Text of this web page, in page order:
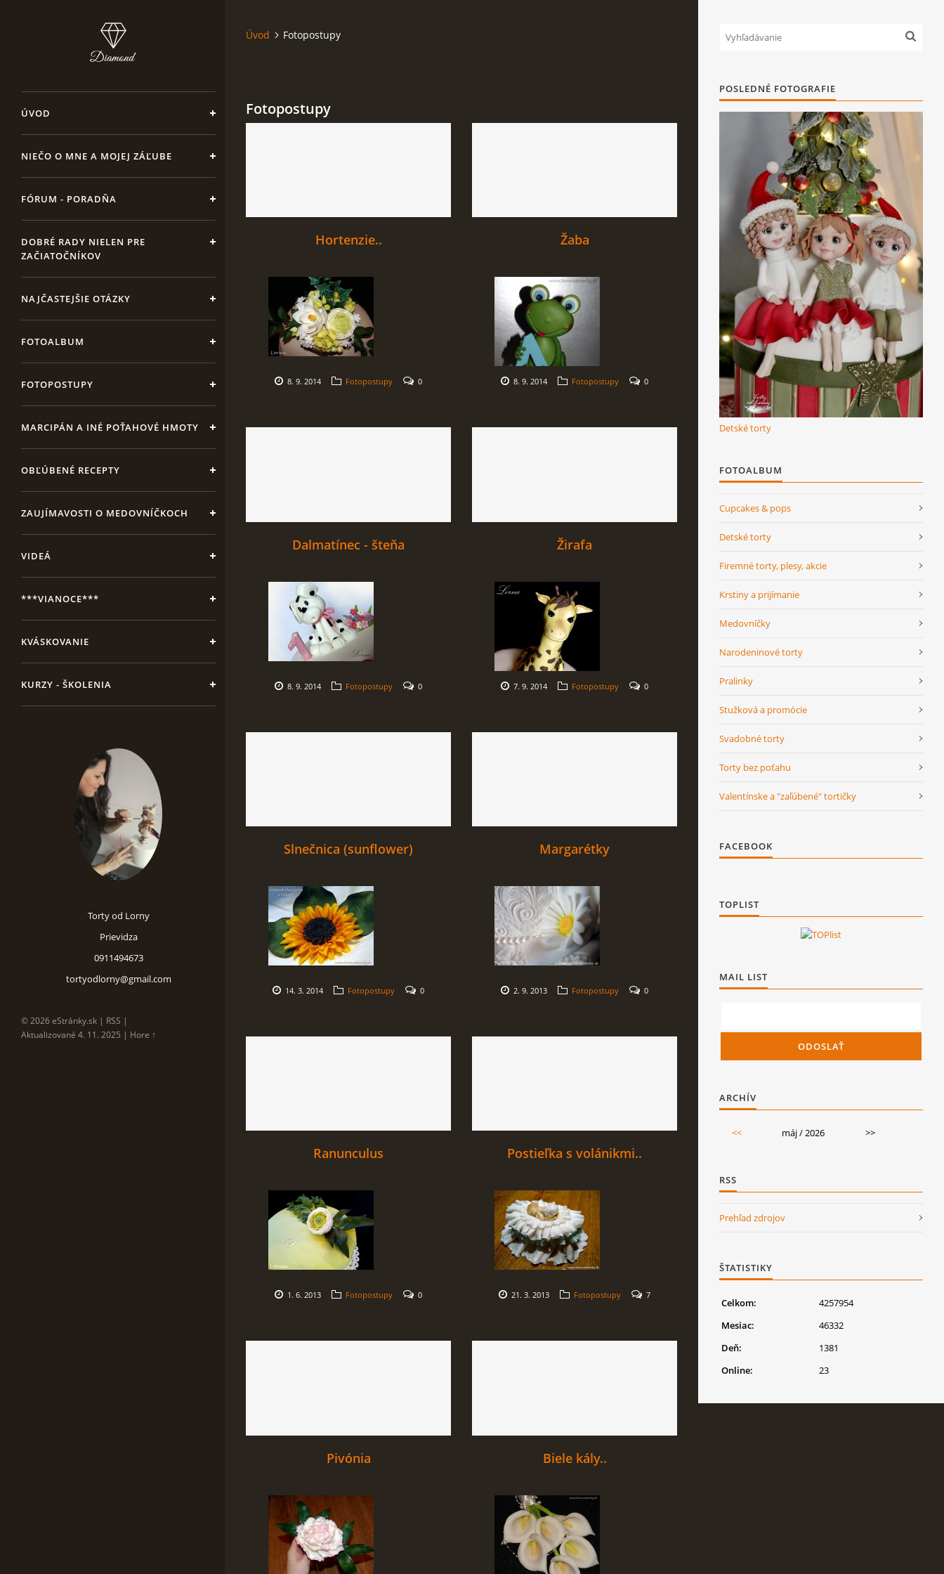
ÚVOD
NIEČO O MNE A MOJEJ ZÁĽUBE
FÓRUM - PORADŇA
DOBRÉ RADY NIELEN PRE
ZAČIATOČNÍKOV
NAJČASTEJŠIE OTÁZKY
FOTOALBUM
FOTOPOSTUPY
MARCIPÁN A INÉ POŤAHOVÉ HMOTY
OBĽÚBENÉ RECEPTY
ZAUJÍMAVOSTI O MEDOVNÍČKOCH
VIDEÁ
***VIANOCE***
KVÁSKOVANIE
KURZY - ŠKOLENIA
Torty od Lorny
Prievidza
0911494673
tortyodlorny@gmail.com
© 2026 eStránky.sk | RSS |
Aktualizované 4. 11. 2025 | Hore ↑
Úvod Fotopostupy
Fotopostupy
Hortenzie..
8. 9. 2014 Fotopostupy 0
Žaba
8. 9. 2014 Fotopostupy 0
Dalmatínec - šteňa
8. 9. 2014 Fotopostupy 0
Žirafa
7. 9. 2014 Fotopostupy 0
Slnečnica (sunflower)
14. 3. 2014 Fotopostupy 0
Margarétky
2. 9. 2013 Fotopostupy 0
Ranunculus
1. 6. 2013 Fotopostupy 0
Postieľka s volánikmi..
21. 3. 2013 Fotopostupy 7
Pivónia Biele kály..
POSLEDNÉ FOTOGRAFIE
Detské torty
FOTOALBUM
Cupcakes & pops
Detské torty
Firemné torty, plesy, akcie
Krstiny a prijímanie
Medovníčky
Narodeninové torty
Pralinky
Stužková a promócie
Svadobné torty
Torty bez poťahu
Valentínske a "zaľúbené" tortičky
FACEBOOK
TOPLIST
MAIL LIST
ARCHÍV
<< máj / 2026 >>
RSS
Prehľad zdrojov
ŠTATISTIKY
Online: 23
Celkom:
4257954
Mesiac:
46332
Deň:
1381